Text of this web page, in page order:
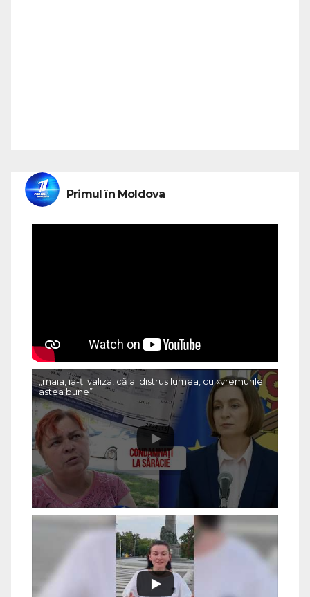
Primul în Moldova
„maia, ia-ți valiza, că ai distrus lumea, cu «vremurile
astea bune”